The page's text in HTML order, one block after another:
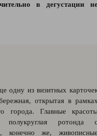
в дегустации
одну из визитных
открытая в
города. Главные
полукруглая ротонда
конечно же,